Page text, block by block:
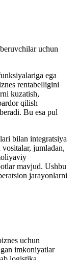
uchun
ega
rentabelligini
kuzatish,
qilish
Bu esa pul
bilan integratsiya
jumladan,
mavjud. Ushbu
jarayonlarni
uchun
imkoniyatlar